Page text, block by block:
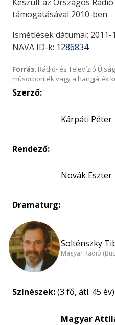
támogatásával 2010-ben
Ismétlések dátumai: 2011-
NAVA ID-k: 1286834
Forrás: Rádió- és Televízió
műsorboríték vagy a hangjáték
Szerző:
Kárpáti Péter
Rendező:
Novák Eszter
Dramaturg:
Solténszky
Magyar Rádió
Színészek:(3 fő, átl. 45 év)
Magyar